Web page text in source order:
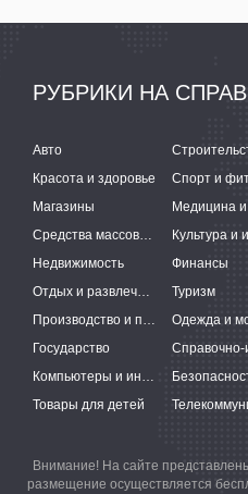
РУБРИКИ НА
Авто
Красота и здоровье
Спорт и
Магазины
Средства массовой информации
Недвижимость
Финансы
Отдых и развлечения
Туризм
Производство и поставки
Одежда и
Государство
Компьютеры и интернет
Товары для детей
Внимание! На сайте
размещение осуществляется